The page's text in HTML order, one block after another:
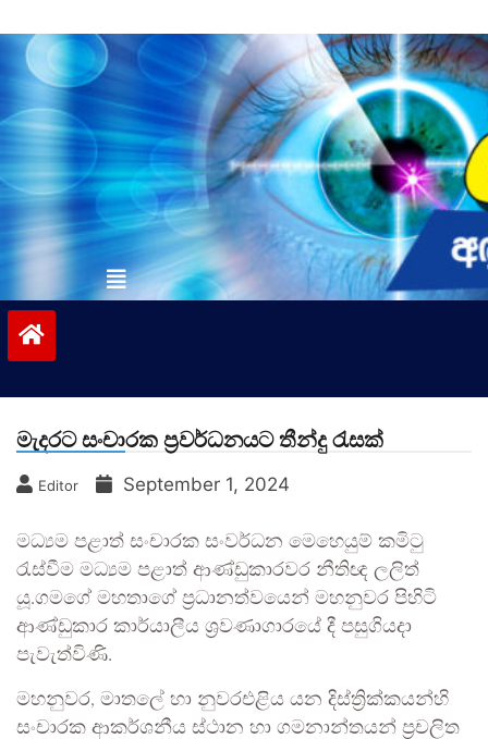
to
contentvinivida.lk
මැදරට සංචාරක ප්‍රවර්ධනයට තීන්දු රැසක්
Editor September 1, 2024
මධ්‍යම පළාත් සංචාරක සංවර්ධන මෙහෙයුම් කමිටු
රැස්වීම මධ්‍යම පළාත් ආණ්ඩුකාරවර නීතිඥ ලලිත්
යූ.ගමගේ මහතාගේ ප්‍රධානත්වයෙන් මහනුවර පිහිටි
ආණ්ඩුකාර කාර්යාලීය ශ්‍රවණාගාරයේ දී පසුගියදා
පැවැත්විණි.
මහනුවර, මාතලේ හා නුවරඑළිය යන දිස්ත්‍රික්කයන්හි
සංචාරක ආකර්ශනීය ස්ථාන හා ගමනාන්තයන් ප්‍රචලිත